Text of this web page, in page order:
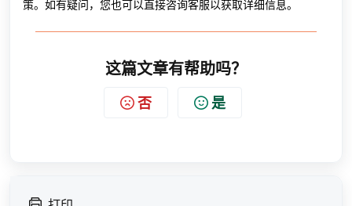
策。如有疑问，您也可以直接咨询客服以获取详细信息。
这篇文章有帮助吗？
否 是